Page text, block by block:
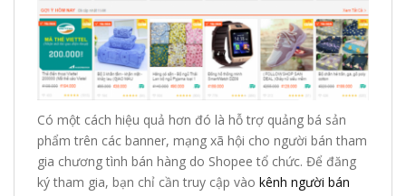
Có một cách hiệu quả hơn đó là hỗ trợ quảng bá sản
phẩm trên các banner, mạng xã hội cho người bán tham
gia chương tình bán hàng do Shopee tổ chức. Để đăng
ký tham gia, bạn chỉ cần truy cập vào kênh người bán